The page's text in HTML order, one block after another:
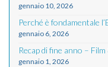
gennaio 10, 2026
Perché è fondamentale
gennaio 6, 2026
Recap di fine anno –
gennaio 1, 2026